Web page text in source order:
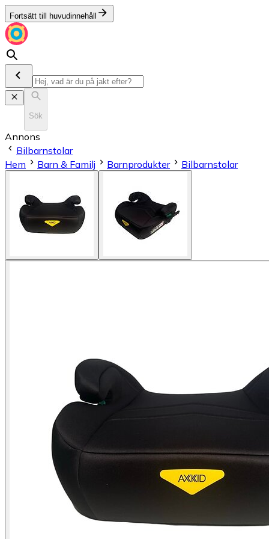
Fortsätt till huvudinnehåll
Sök
Annons
Bilbarnstolar
Hem
Barn & Familj Barnprodukter Bilbarnstolar